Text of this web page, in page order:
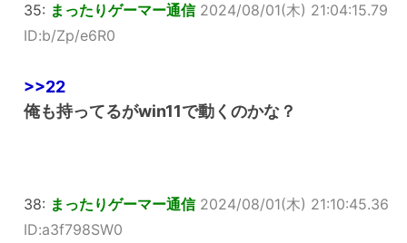
35: まったりゲーマー通信 2024/08/01(木) 21:04:15.79
ID:b/Zp/e6R0
>>22
俺も持ってるがwin11で動くのかな？
38: まったりゲーマー通信 2024/08/01(木) 21:10:45.36
ID:a3f798SW0